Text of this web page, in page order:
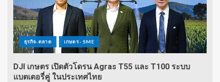
ธุรกิจ-ตลาด เกษตร - SME
DJI เกษตร เปิดตัวโดรน Agras T55 และ T100 ระบบ
แบตเตอรี่คู่ ในประเทศไทย